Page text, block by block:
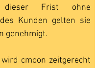
dieser Frist ohne
Kunden gelten sie
genehmigt.
cmoon zeitgerecht